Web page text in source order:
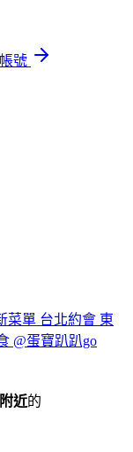
號
菜單 台北約會 東
@蛋寶趴趴go
近的